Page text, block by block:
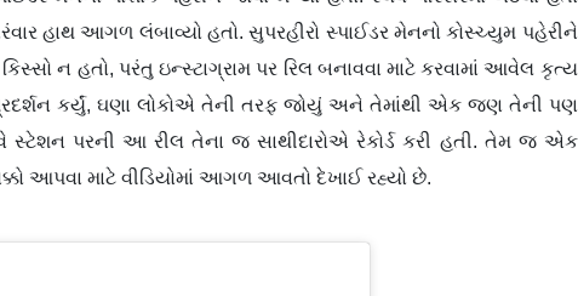
સ્ટેશન પરની આ રીલ તેના જ સાથીદારોએ રેકોર્ડ કરી હતી. તેમ જ એક
આપવા માટે વીડિયોમાં આગળ આવતો દેખાઈ રહ્યો છે.